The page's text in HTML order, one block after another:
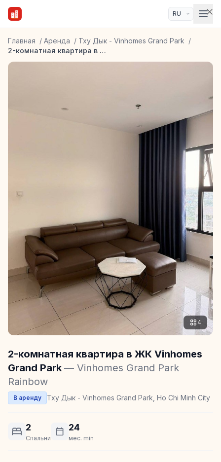
Главная / Аренда / Тху Дык - Vinhomes Grand Park /
2-комнатная квартира в ЖК Vinhomes Grand Park
4
2-комнатная квартира в ЖК Vinhomes
Grand Park — Vinhomes Grand Park
Rainbow
В аренду Тху Дык - Vinhomes Grand Park, Ho Chi Minh City
2
Спальни
24
мес. min